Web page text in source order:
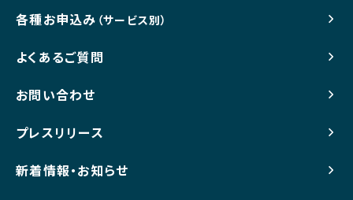
各種お申込み （サービス別）
よくあるご質問
お問い合わせ
プレスリリース
新着情報・お知らせ